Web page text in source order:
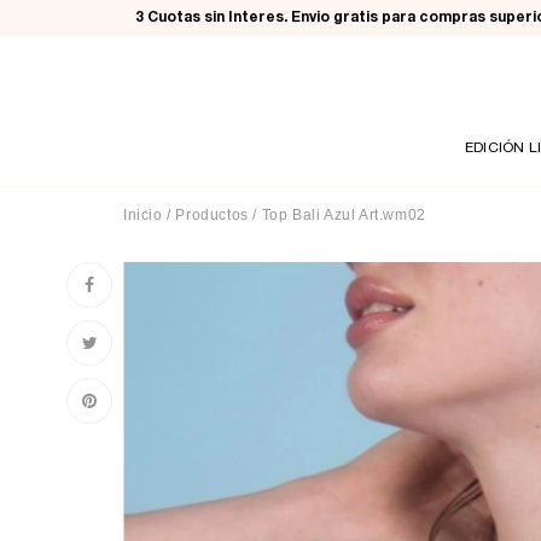
3 Cuotas sin Interes. Envio gratis para compras
EDICIÓN
Inicio / Productos / Top Bali Azul Art.wm02